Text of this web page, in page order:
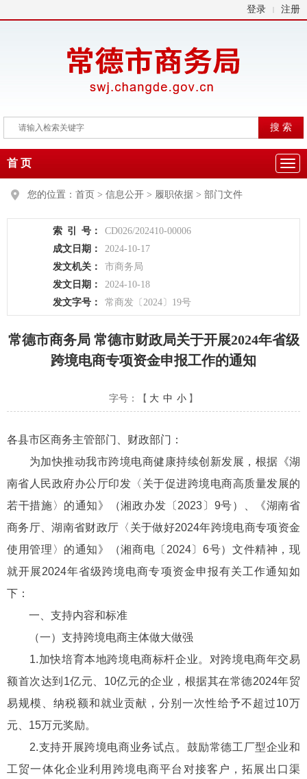
登录 | 注册
首 页
您的位置： 首页 > 信息公开 > 履职依据 > 部门文件
索 引 号：
CD026/202410-00006
成文日期：
2024-10-17
发文机关：
市商务局
发文日期：
2024-10-18
发文字号：
常商发〔2024〕19号
常德市商务局 常德市财政局关于开展2024年省级
跨境电商专项资金申报工作的通知
字号：【 大 中 小 】
各县市区商务主管部门、财政部门：
为加快推动我市跨境电商健康持续创新发展，根据《湖
南省人民政府办公厅印发〈关于促进跨境电商高质量发展的
若干措施〉的通知》（湘政办发〔2023〕9号）、《湖南省
商务厅、湖南省财政厅〈关于做好2024年跨境电商专项资金
使用管理〉的通知》（湘商电〔2024〕6号）文件精神，现
就开展2024年省级跨境电商专项资金申报有关工作通知如
下：
一、支持内容和标准
（一）支持跨境电商主体做大做强
1.加快培育本地跨境电商标杆企业。对跨境电商年交易
额首次达到1亿元、10亿元的企业，根据其在常德2024年贸
易规模、纳税额和就业贡献，分别一次性给予不超过10万
元、15万元奖励。
2.支持开展跨境电商业务试点。鼓励常德工厂型企业和
工贸一体化企业利用跨境电商平台对接客户，拓展出口渠